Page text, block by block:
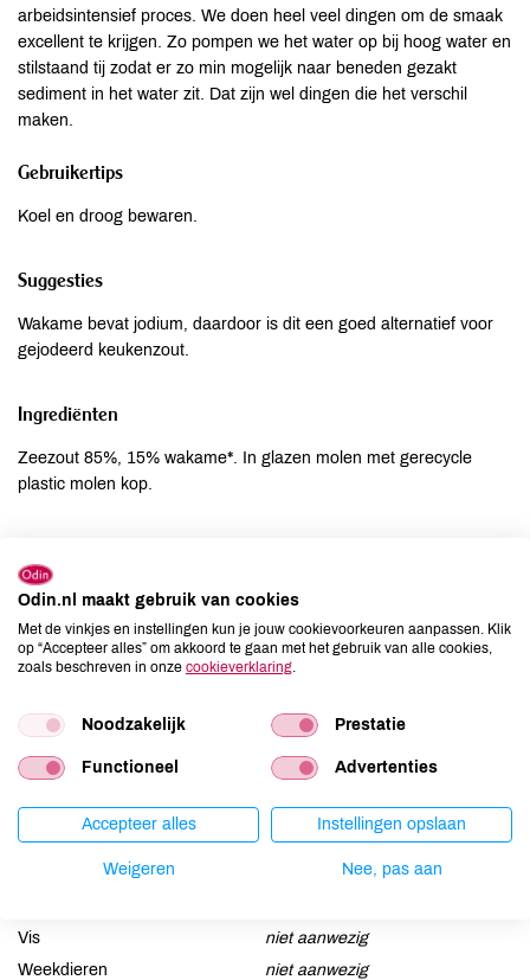
arbeidsintensief proces. We doen heel veel dingen om de smaak
excellent te krijgen. Zo pompen we het water op bij hoog water en
stilstaand tij zodat er zo min mogelijk naar beneden gezakt
sediment in het water zit. Dat zijn wel dingen die het verschil
maken.
Gebruikertips
Koel en droog bewaren.
Suggesties
Wakame bevat jodium, daardoor is dit een goed alternatief voor
gejodeerd keukenzout.
Ingrediënten
Zeezout 85%, 15% wakame*. In glazen molen met gerecycle
plastic molen kop.
Aardnoten
niet aanwezig
Ei
niet aanwezig
Gluten
niet aanwezig
Lupine
niet aanwezig
Mosterd
niet aanwezig
Noten
niet aanwezig
Schaaldieren
niet aanwezig
Selderij
niet aanwezig
niet aanwezig
Vis
niet aanwezig
Weekdieren
niet aanwezig
Odin.nl maakt gebruik van cookies
Met de vinkjes en instellingen kun je jouw cookievoorkeuren aanpassen. Klik
op “Accepteer alles” om akkoord te gaan met het gebruik van alle cookies,
zoals beschreven in onze cookieverklaring
Noodzakelijk Prestatie
Functioneel Advertenties
Accepteer alles Instellingen opslaan
Weigeren Nee, pas aan